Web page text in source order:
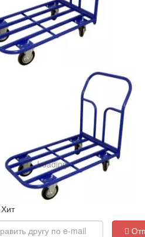
Loading...
Хит